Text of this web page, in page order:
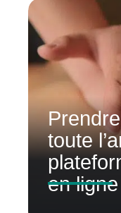
toute
en ligne